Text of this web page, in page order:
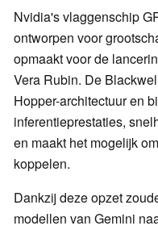
Nvidia's vlaggenschip
ontworpen voor
opmaakt voor de
Vera Rubin. De
Hopper-architectuur en
inferentieprestaties,
en maakt het mogelijk
koppelen.
Dankzij deze opzet
modellen van Gemini